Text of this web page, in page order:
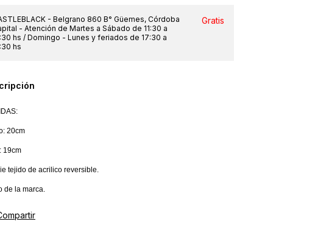
- Belgrano 860 B° Güemes, Córdoba
- Atención de Martes a Sábado de 11:30 a
hs / Domingo - Lunes y feriados de 17:30 a
hs
Gratis
20cm
19cm
tejido de acrilico reversible.
de la marca.